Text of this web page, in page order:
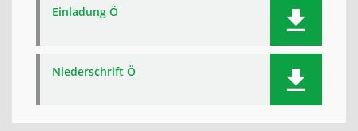
Einladung Ö
Niederschrift Ö